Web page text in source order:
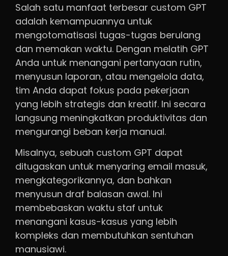
Salah satu manfaat terbesar custom GPT
adalah kemampuannya untuk
mengotomatisasi tugas-tugas berulang
dan memakan waktu. Dengan melatih GPT
Anda untuk menangani pertanyaan rutin,
menyusun laporan, atau mengelola data,
tim Anda dapat fokus pada pekerjaan
yang lebih strategis dan kreatif. Ini secara
langsung meningkatkan produktivitas dan
mengurangi beban kerja manual.
Misalnya, sebuah custom GPT dapat
ditugaskan untuk menyaring email masuk,
mengkategorikannya, dan bahkan
menyusun draf balasan awal. Ini
membebaskan waktu staf untuk
menangani kasus-kasus yang lebih
kompleks dan membutuhkan sentuhan
manusiawi.